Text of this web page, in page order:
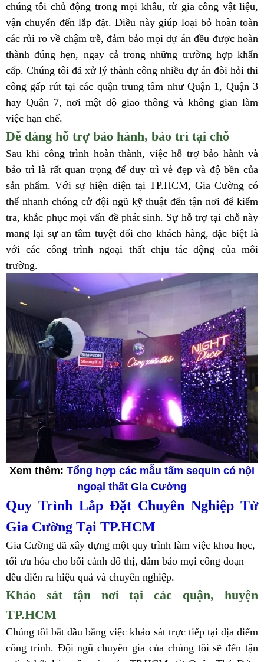
chúng tôi chủ động trong mọi khâu, từ gia công vật liệu,
vận chuyển đến lắp đặt. Điều này giúp loại bỏ hoàn toàn
các rủi ro về chậm trễ, đảm bảo mọi dự án đều được hoàn
thành đúng hẹn, ngay cả trong những trường hợp khẩn
cấp. Chúng tôi đã xử lý thành công nhiều dự án đòi hỏi thi
công gấp rút tại các quận trung tâm như Quận 1, Quận 3
hay Quận 7, nơi mật độ giao thông và không gian làm
việc hạn chế.
Dễ dàng hỗ trợ bảo hành, bảo trì tại chỗ
Sau khi công trình hoàn thành, việc hỗ trợ bảo hành và
bảo trì là rất quan trọng để duy trì vẻ đẹp và độ bền của
sản phẩm. Với sự hiện diện tại TP.HCM, Gia Cường có
thể nhanh chóng cử đội ngũ kỹ thuật đến tận nơi để kiểm
tra, khắc phục mọi vấn đề phát sinh. Sự hỗ trợ tại chỗ này
mang lại sự an tâm tuyệt đối cho khách hàng, đặc biệt là
với các công trình ngoại thất chịu tác động của môi
trường.
Xem thêm: Tổng hợp các mẫu tấm sequin có nội
ngoại thất Gia Cường
Quy Trình Lắp Đặt Chuyên Nghiệp Từ
Gia Cường Tại TP.HCM
Gia Cường đã xây dựng một quy trình làm việc khoa học,
tối ưu hóa cho bối cảnh đô thị, đảm bảo mọi công đoạn
đều diễn ra hiệu quả và chuyên nghiệp.
Khảo sát tận nơi tại các quận, huyện
TP.HCM
Chúng tôi bắt đầu bằng việc khảo sát trực tiếp tại địa điểm
công trình. Đội ngũ chuyên gia của chúng tôi sẽ đến tận